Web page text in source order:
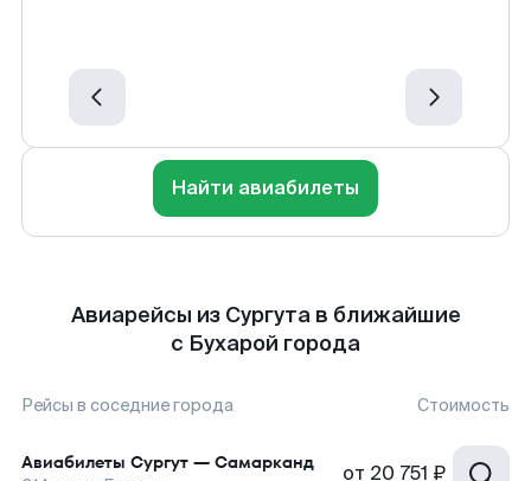
Найти авиабилеты
Авиарейсы из Сургута в ближайшие
с Бухарой города
Рейсы в соседние города Стоимость
Авиабилеты Сургут — Самарканд от 20 751 ₽